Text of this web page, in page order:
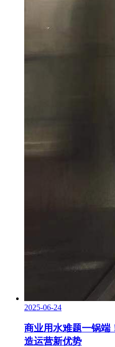
2025-06-24
商业用水难题一锅端
造运营新优势